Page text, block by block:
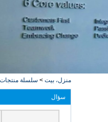
منزل، بيت > سلسلة منتجات
سؤال